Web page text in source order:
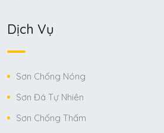
Dịch Vụ
Sơn Chống Nóng
Sơn Đá Tự Nhiên
Sơn Chống Thấm